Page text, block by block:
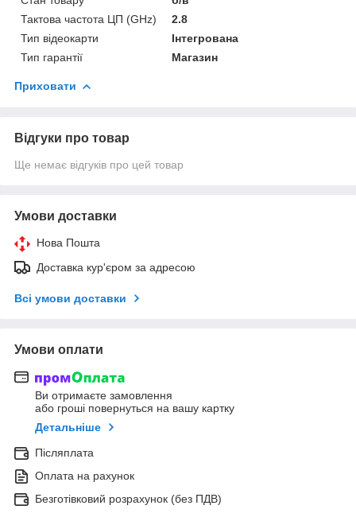
Тактова частота ЦП (GHz)
2.8
Тип відеокарти
Інтегрована
Тип гарантії
Магазин
Приховати
Відгуки про товар
Ще немає відгуків про цей товар
Умови доставки
Нова Пошта
Доставка кур'єром за адресою
Всі умови доставки
Умови оплати
Ви отримаєте замовлення
або гроші повернуться на вашу картку
Детальніше
Післяплата
Оплата на рахунок
Безготівковий розрахунок (без ПДВ)